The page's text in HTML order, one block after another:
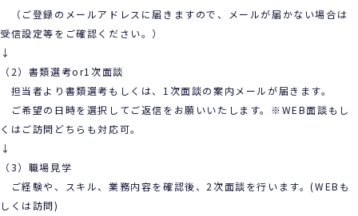
（ご登録のメールアドレスに届きますので、メールが届かない場合は
受信設定等をご確認ください。）
↓
（2）書類選考or1次面談
担当者より書類選考もしくは、1次面談の案内メールが届きます。
ご希望の日時を選択してご返信をお願いいたします。※WEB面談もし
くはご訪問どちらも対応可。
↓
（3）職場見学
ご経験や、スキル、業務内容を確認後、2次面談を行います。(WEBも
しくは訪問)